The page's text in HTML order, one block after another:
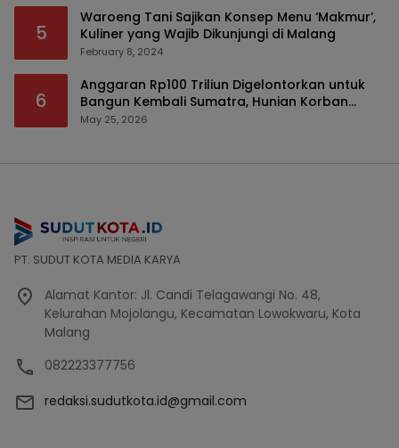
5
Waroeng Tani Sajikan Konsep Menu ‘Makmur’,
Kuliner yang Wajib Dikunjungi di Malang
February 8, 2024
6
Anggaran Rp100 Triliun Digelontorkan untuk
Bangun Kembali Sumatra, Hunian Korban
Bencana Bakal Difokuskan
May 25, 2026
PT. SUDUT KOTA MEDIA KARYA
Alamat Kantor: Jl. Candi Telagawangi No. 48,
Kelurahan Mojolangu, Kecamatan Lowokwaru, Kota
Malang
082223377756
redaksi.sudutkota.id@gmail.com